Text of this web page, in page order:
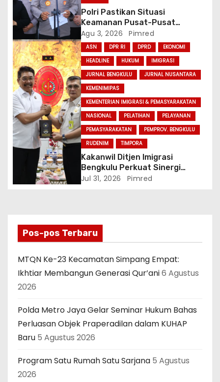
Polri Pastikan Situasi
Keamanan Pusat-Pusat
Ekonomi Nasional Tetap
Kondusif
Agu 3, 2026 Pimred
ASN DPR RI DPRD
EKONOMI
HEADLINE
HUKUM
IMIGRASI
JURNAL BENGKULU
JURNAL NUSANTARA
KEMENIMIPAS
KEMENTERIAN IMIGRASI & PEMASYARAKATAN
NASIONAL
PELATIHAN
PELAYANAN
PEMASYARAKATAN
PEMPROV. BENGKULU
RUDENIM
TIMPORA
Kakanwil Ditjen Imigrasi
Bengkulu Perkuat Sinergi
Penegakan Hukum Melalui
Jul 31, 2026 Pimred
Pos-pos Terbaru
MTQN Ke-23 Kecamatan Simpang Empat:
Ikhtiar Membangun Generasi Qur’ani6 Agustus
2026
Polda Metro Jaya Gelar Seminar Hukum Bahas
Perluasan Objek Praperadilan dalam KUHAP
Baru 5 Agustus 2026
Program Satu Rumah Satu Sarjana 5 Agustus
2026